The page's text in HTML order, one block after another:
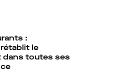
:
le
dans toutes ses